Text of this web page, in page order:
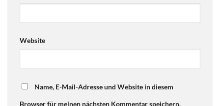
Website
Name, E-Mail-Adresse und Website in diesem
Browser für meinen nächsten Kommentar speichern.